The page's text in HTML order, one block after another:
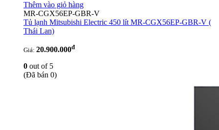
Thêm vào giỏ hàng
MR-CGX56EP-GBR-V
Tủ lạnh Mitsubishi Electric 450 lít MR-CGX56EP-GBR-V (
Thái Lan)
Giá: 20.900.000đ
0 out of 5
(Đã bán 0)